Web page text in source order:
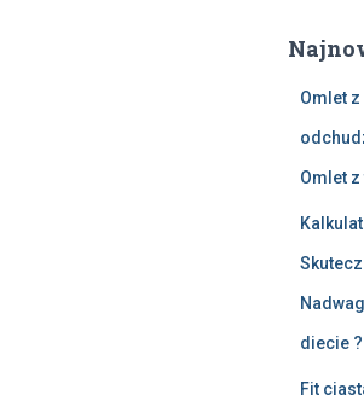
Omlet
Omlet
diecie ?
Fit